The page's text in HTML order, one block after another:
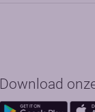
Download